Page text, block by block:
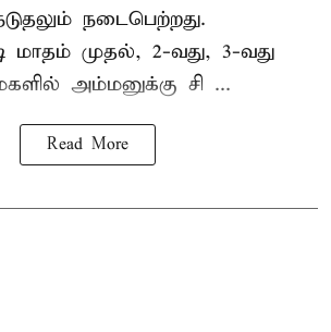
நடைபெற்றது.
முதல், 2-வது, 3-வது
அம்மனுக்கு சி ...
Read More